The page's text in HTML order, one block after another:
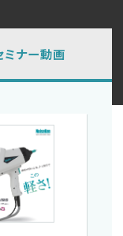
ミナー動画